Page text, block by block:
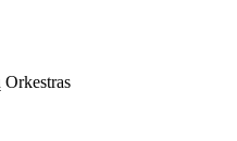
Orkestras